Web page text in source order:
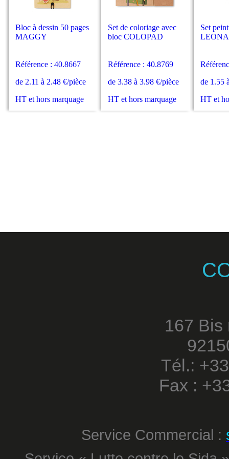
Bloc à dessin 50 pages
MAGGY
Référence : 40.8667
de 2.11 à 2.48 €/pièce
HT et hors marquage
Set de coloriage avec
bloc COLOPAD
Référence : 40.8769
de 3.38 à 3.98 €/pièce
HT et hors marquage
Set
de 1.55
HT et
167 Bis
Tél.:
Fax :
Service Commercial :